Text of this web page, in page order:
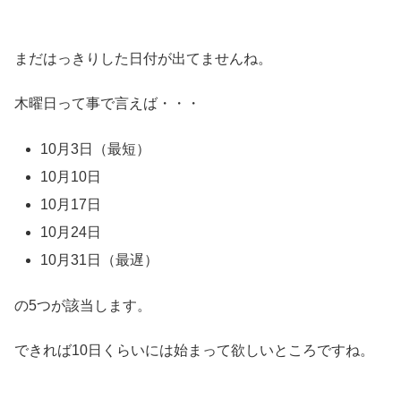
まだはっきりした日付が出てませんね。
木曜日って事で言えば・・・
10月3日（最短）
10月10日
10月17日
10月24日
10月31日（最遅）
の5つが該当します。
できれば10日くらいには始まって欲しいところですね。